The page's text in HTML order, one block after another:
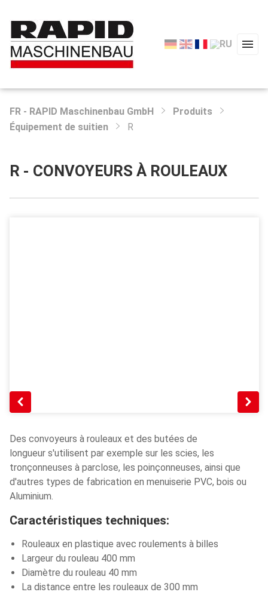
FR - RAPID Maschinenbau GmbH
Produits
Équipement de suitien
R
R - CONVOYEURS À ROULEAUX
Des convoyeurs à rouleaux et des butées de
longueur s'utilisent par exemple sur les scies, les
tronçonneuses à parclose, les poinçonneuses, ainsi que
d'autres types de fabrication en menuiserie PVC, bois ou
Aluminium.
Caractéristiques techniques:
Rouleaux en plastique avec roulements à billes
Largeur du rouleau 400 mm
Diamètre du rouleau 40 mm
La distance entre les rouleaux de 300 mm